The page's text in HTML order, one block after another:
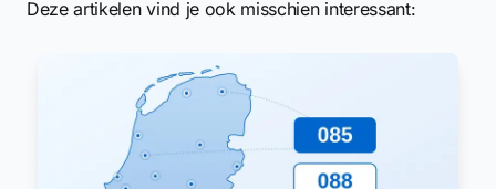
Deze artikelen vind je ook misschien interessant: